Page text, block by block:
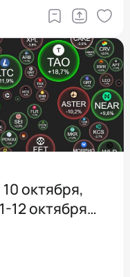
октября,
12 октября